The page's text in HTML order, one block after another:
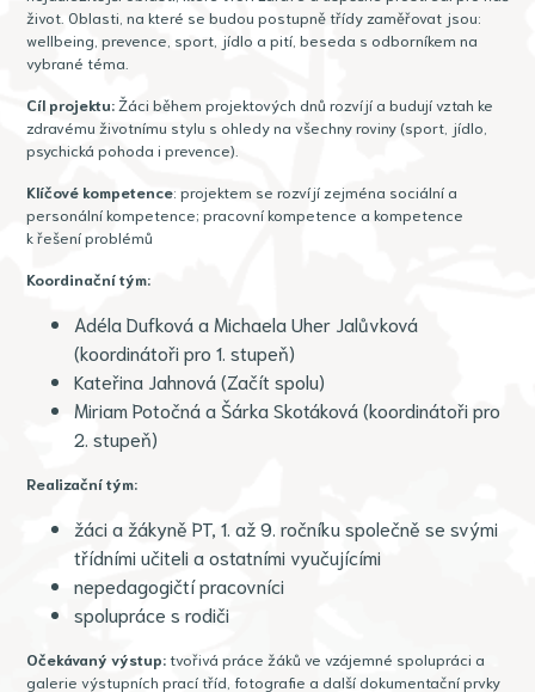
život. Oblasti, na které se budou postupně třídy zaměřovat jsou:
wellbeing, prevence, sport, jídlo a pití, beseda s odborníkem na
vybrané téma.
Cíl projektu: Žáci během projektových dnů rozvíjí a budují vztah ke
zdravému životnímu stylu s ohledy na všechny roviny (sport, jídlo,
psychická pohoda i prevence).
Klíčové kompetence: projektem se rozvíjí zejména sociální a
personální kompetence; pracovní kompetence a kompetence
k řešení problémů
Koordinační tým:
Adéla Dufková a Michaela Uher Jalůvková
(koordinátoři pro 1. stupeň)
Kateřina Jahnová (Začít spolu)
Miriam Potočná a Šárka Skotáková (koordinátoři pro
2. stupeň)
Realizační tým:
žáci a žákyně PT, 1. až 9. ročníku společně se svými
třídními učiteli a ostatními vyučujícími
nepedagogičtí pracovníci
spolupráce s rodiči
Očekávaný výstup: tvořivá práce žáků ve vzájemné spolupráci a
galerie výstupních prací tříd, fotografie a další dokumentační prvky